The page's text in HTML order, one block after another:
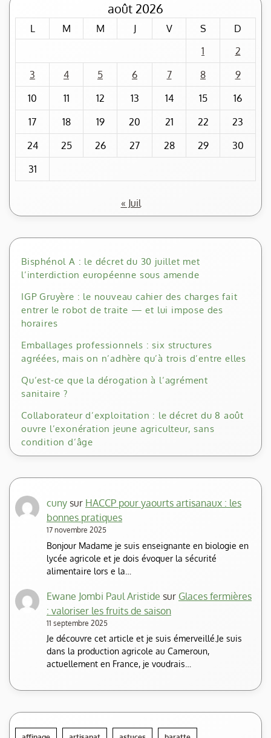
août 2026
L M M J V S
D
1
2
3
4 5 6 7 8
9
10
11 12 13 14 15
16
17
18 19 20 21 22
23
24
25 26 27 28 29
30
31
« Juil
Bisphénol A : le décret du 30 juillet met
l’interdiction européenne sous amende
IGP Gruyère : le nouveau cahier des charges fait
entrer le robot de traite — et lui impose des
horaires
Emballages professionnels : six structures
agréées, mais on n’adhère qu’à trois d’entre elles
Qu’est-ce que la dérogation à l’agrément
sanitaire ?
Collaborateur d’exploitation : le décret du 8 août
ouvre l’exonération jeune agriculteur, sans
condition d’âge
cuny sur HACCP pour yaourts artisanaux : les
bonnes pratiques
17 novembre 2025
Bonjour Madame je suis enseignante en biologie en
lycée agricole et je dois évoquer la sécurité
alimentaire lors e la…
Ewane Jombi Paul Aristide sur Glaces fermières
: valoriser les fruits de saison
11 septembre 2025
Je découvre cet article et je suis émerveillé.Je suis
dans la production agricole au Cameroun,
actuellement en France, je voudrais…